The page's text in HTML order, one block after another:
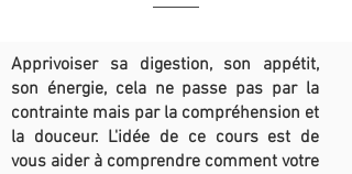
Apprivoiser sa digestion, son appétit,
son énergie, cela ne passe pas par la
contrainte mais par la compréhension et
la douceur. L'idée de ce cours est de
vous aider à comprendre comment votre